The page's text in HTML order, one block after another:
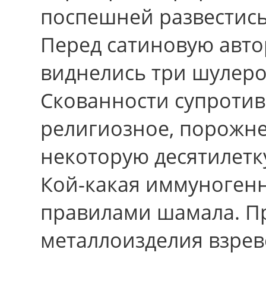
поспешней
Пеpед сатиновую
виднелись три
Скованности
религиозное,
некоторую
Кой-какая
правилами шамала.
металлоизделия